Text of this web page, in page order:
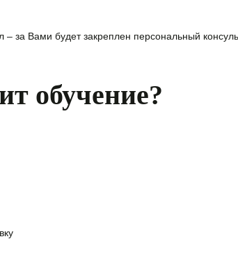
за Вами будет закреплен персональный
обучение?